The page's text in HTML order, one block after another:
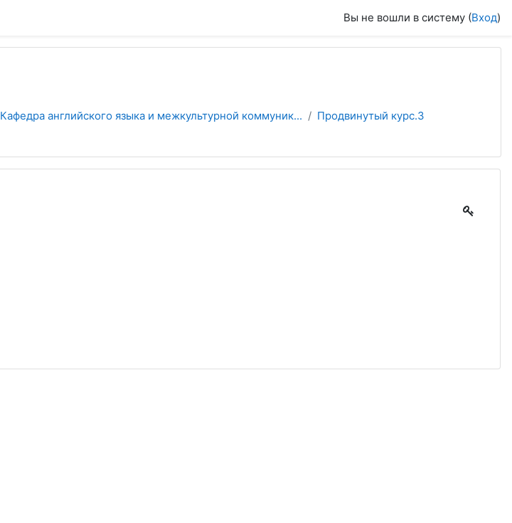
Вы не вошли в систему (Вход)
Кафедра английского языка и межкультурной коммуник...
Продвинутый курс.3